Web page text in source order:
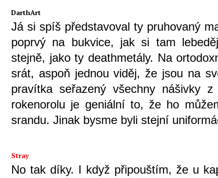
DarthArt
Já si spíš představoval ty pruhovaný
poprvý na bukvice, jak si tam
stejně, jako ty deathmetály. Na
srát, aspoň jednou viděj, že jsou na
pravítka seřazený všechny nášivky
rokenorolu je geniální to, že ho
srandu. Jinak bysme byli stejní
Stray
No tak díky. I když připouštím, že u